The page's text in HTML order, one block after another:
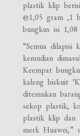
plastik klip
@1,05 gram ,1
bungkus isi 1,08
“Semua dilapisi
kemudian
Keempat
kaleng biskuit
ditemukan
sekop plastik,
plastik klip dan
merk Huawei,”